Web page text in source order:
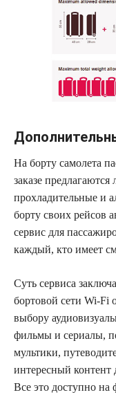
На борту самолета
заказе предлагаются
прохладительные и
борту своих рейсов
сервис для
каждый, кто имеет
Суть сервиса
бортовой сети Wi-Fi
выбору
фильмы и сериалы,
мультики,
интересный контент
Все это доступно на